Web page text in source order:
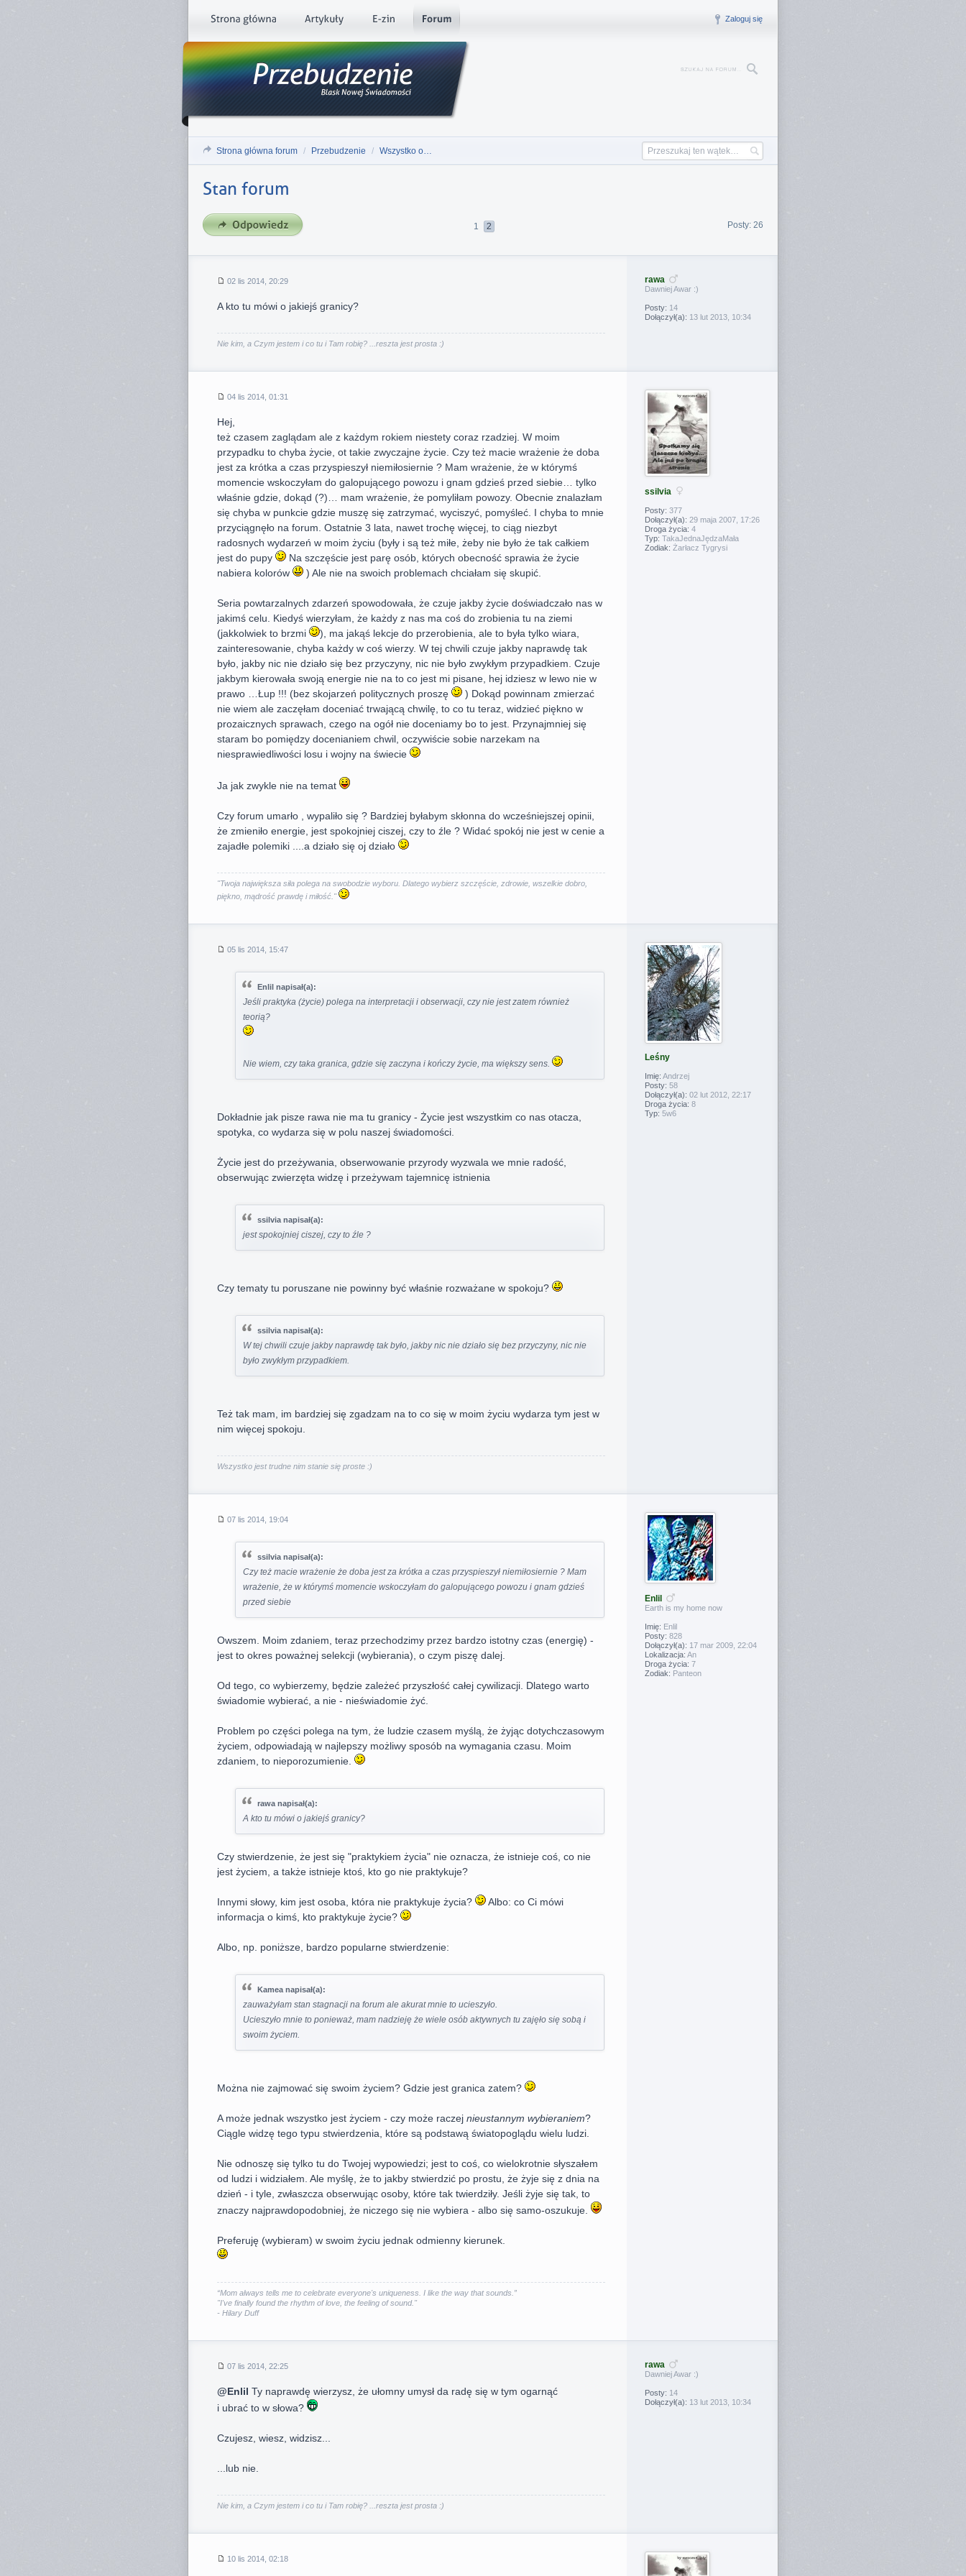
Zaloguj się
Strona główna forum / Przebudzenie / Wszystko o…
Stan forum
Posty: 26
1 2
02 lis 2014, 20:29
A kto tu mówi o jakiejś granicy?
Nie kim, a Czym jestem i co tu i Tam robię? ...reszta jest prosta :)
rawa
Dawniej Awar :)
Posty: 14
Dołączył(a): 13 lut 2013, 10:34
04 lis 2014, 01:31
Hej,
też czasem zaglądam ale z każdym rokiem niestety coraz rzadziej. W moim
przypadku to chyba życie, ot takie zwyczajne życie. Czy też macie wrażenie że doba
jest za krótka a czas przyspieszył niemiłosiernie ? Mam wrażenie, że w którymś
momencie wskoczyłam do galopującego powozu i gnam gdzieś przed siebie… tylko
właśnie gdzie, dokąd (?)… mam wrażenie, że pomyliłam powozy. Obecnie znalazłam
się chyba w punkcie gdzie muszę się zatrzymać, wyciszyć, pomyśleć. I chyba to mnie
przyciągnęło na forum. Ostatnie 3 lata, nawet trochę więcej, to ciąg niezbyt
radosnych wydarzeń w moim życiu (były i są też miłe, żeby nie było że tak całkiem
jest do pupy
Na szczęście jest parę osób, których obecność sprawia że życie
nabiera kolorów
) Ale nie na swoich problemach chciałam się skupić.
Seria powtarzalnych zdarzeń spowodowała, że czuje jakby życie doświadczało nas w
jakimś celu. Kiedyś wierzyłam, że każdy z nas ma coś do zrobienia tu na ziemi
(jakkolwiek to brzmi
), ma jakąś lekcje do przerobienia, ale to była tylko wiara,
zainteresowanie, chyba każdy w coś wierzy. W tej chwili czuje jakby naprawdę tak
było, jakby nic nie działo się bez przyczyny, nic nie było zwykłym przypadkiem. Czuje
jakbym kierowała swoją energie nie na to co jest mi pisane, hej idziesz w lewo nie w
prawo …Łup !!! (bez skojarzeń politycznych proszę
) Dokąd powinnam zmierzać
nie wiem ale zaczęłam doceniać trwającą chwilę, to co tu teraz, widzieć piękno w
prozaicznych sprawach, czego na ogół nie doceniamy bo to jest. Przynajmniej się
staram bo pomiędzy docenianiem chwil, oczywiście sobie narzekam na
niesprawiedliwości losu i wojny na świecie
Ja jak zwykle nie na temat
Czy forum umarło , wypaliło się ? Bardziej byłabym skłonna do wcześniejszej opinii,
że zmieniło energie, jest spokojniej ciszej, czy to źle ? Widać spokój nie jest w cenie a
zajadłe polemiki ....a działo się oj działo
"Twoja największa siła polega na swobodzie wyboru. Dlatego wybierz szczęście, zdrowie, wszelkie dobro,
piękno, mądrość prawdę i miłość."
ssilvia
Posty: 377
Dołączył(a): 29 maja 2007, 17:26
Droga życia: 4
Typ: TakaJednaJędzaMała
Zodiak: Żarłacz Tygrysi
05 lis 2014, 15:47
Enlil napisał(a):
Jeśli praktyka (życie) polega na interpretacji i obserwacji, czy nie jest zatem również
teorią?
Nie wiem, czy taka granica, gdzie się zaczyna i kończy życie, ma większy sens.
Dokładnie jak pisze rawa nie ma tu granicy - Życie jest wszystkim co nas otacza,
spotyka, co wydarza się w polu naszej świadomości.
Życie jest do przeżywania, obserwowanie przyrody wyzwala we mnie radość,
obserwując zwierzęta widzę i przeżywam tajemnicę istnienia
ssilvia napisał(a):
jest spokojniej ciszej, czy to źle ?
Czy tematy tu poruszane nie powinny być właśnie rozważane w spokoju?
ssilvia napisał(a):
W tej chwili czuje jakby naprawdę tak było, jakby nic nie działo się bez przyczyny, nic nie
było zwykłym przypadkiem.
Też tak mam, im bardziej się zgadzam na to co się w moim życiu wydarza tym jest w
nim więcej spokoju.
Wszystko jest trudne nim stanie się proste :)
Leśny
Imię: Andrzej
Posty: 58
Dołączył(a): 02 lut 2012, 22:17
Droga życia: 8
Typ: 5w6
07 lis 2014, 19:04
ssilvia napisał(a):
Czy też macie wrażenie że doba jest za krótka a czas przyspieszył niemiłosiernie ? Mam
wrażenie, że w którymś momencie wskoczyłam do galopującego powozu i gnam gdzieś
przed siebie
Owszem. Moim zdaniem, teraz przechodzimy przez bardzo istotny czas (energię) -
jest to okres poważnej selekcji (wybierania), o czym piszę dalej.
Od tego, co wybierzemy, będzie zależeć przyszłość całej cywilizacji. Dlatego warto
świadomie wybierać, a nie - nieświadomie żyć.
Problem po części polega na tym, że ludzie czasem myślą, że żyjąc dotychczasowym
życiem, odpowiadają w najlepszy możliwy sposób na wymagania czasu. Moim
zdaniem, to nieporozumienie.
rawa napisał(a):
A kto tu mówi o jakiejś granicy?
Czy stwierdzenie, że jest się "praktykiem życia" nie oznacza, że istnieje coś, co nie
jest życiem, a także istnieje ktoś, kto go nie praktykuje?
Innymi słowy, kim jest osoba, która nie praktykuje życia?
Albo: co Ci mówi
informacja o kimś, kto praktykuje życie?
Albo, np. poniższe, bardzo popularne stwierdzenie:
Kamea napisał(a):
zauważyłam stan stagnacji na forum ale akurat mnie to ucieszyło.
Ucieszyło mnie to ponieważ, mam nadzieję że wiele osób aktywnych tu zajęło się sobą i
swoim życiem.
Można nie zajmować się swoim życiem? Gdzie jest granica zatem?
A może jednak wszystko jest życiem - czy może raczej nieustannym wybieraniem?
Ciągle widzę tego typu stwierdzenia, które są podstawą światopoglądu wielu ludzi.
Nie odnoszę się tylko tu do Twojej wypowiedzi; jest to coś, co wielokrotnie słyszałem
od ludzi i widziałem. Ale myślę, że to jakby stwierdzić po prostu, że żyje się z dnia na
dzień - i tyle, zwłaszcza obserwując osoby, które tak twierdziły. Jeśli żyje się tak, to
znaczy najprawdopodobniej, że niczego się nie wybiera - albo się samo-oszukuje.
Preferuję (wybieram) w swoim życiu jednak odmienny kierunek.
“Mom always tells me to celebrate everyone's uniqueness. I like the way that sounds.”
"I've finally found the rhythm of love, the feeling of sound."
- Hilary Duff
Enlil
Earth is my home now
Imię: Enlil
Posty: 828
Dołączył(a): 17 mar 2009, 22:04
Lokalizacja: An
Droga życia: 7
Zodiak: Panteon
07 lis 2014, 22:25
@Enlil Ty naprawdę wierzysz, że ułomny umysł da radę się w tym ogarnąć
i ubrać to w słowa?
Czujesz, wiesz, widzisz...
...lub nie.
Nie kim, a Czym jestem i co tu i Tam robię? ...reszta jest prosta :)
rawa
Dawniej Awar :)
Posty: 14
Dołączył(a): 13 lut 2013, 10:34
10 lis 2014, 02:18